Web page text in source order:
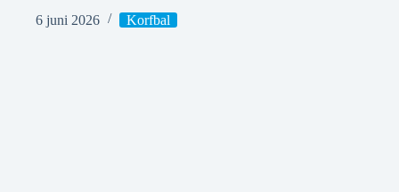
6 juni 2026
Korfbal